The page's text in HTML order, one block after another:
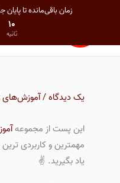
زمان باقی‌مانده تا پایان
پایان مهلت در 16 مرداد 1405 00:00
۱۰
ثانیه
یک دیدگاه/آموزش‌های
این پست از مجموعه
مهمترین و کاربردی
یاد بگیرید. ✌️